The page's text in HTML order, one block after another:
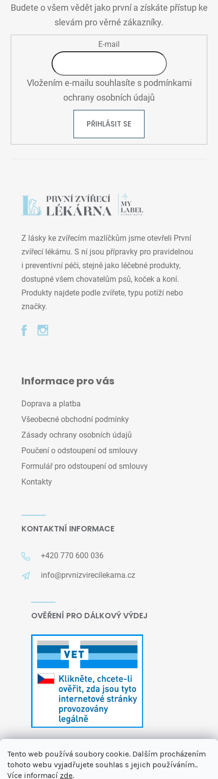
Tento web používá soubory cookie. Dalším procházením
tohoto webu vyjadřujete souhlas s jejich používáním..
Více informací zde.
Budete o všem vědět jako první a získáte přístup ke
slevám pro věrné zákazníky.
E-mail
Vložením e-mailu souhlasíte s podmínkami
ochrany osobních údajů
PŘIHLÁSIT SE
Z lásky ke zvířecím mazlíčkům jsme otevřeli První
zvířecí lékárnu. S ní jsou přípravky pro pravidelnou
i preventivní péči, stejně jako léčebné produkty,
dostupné všem chovatelům psů, koček a koní.
Produkty najdete podle zvířete, typu potíží nebo
značky.
Informace pro vás
Doprava a platba
Všeobecné obchodní podmínky
Zásady ochrany osobních údajů
Poučení o odstoupení od smlouvy
Formulář pro odstoupení od smlouvy
Kontakty
KONTAKTNÍ INFORMACE
+420 770 600 036
info@prvnizvirecilekarna.cz
OVĚŘENÍ PRO DÁLKOVÝ VÝDEJ